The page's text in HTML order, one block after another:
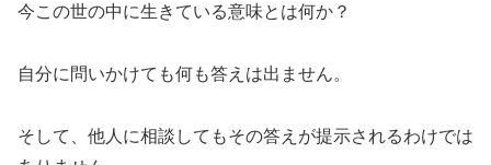
今この世の中に生きている意味とは何か？
自分に問いかけても何も答えは出ません。
そして、他人に相談してもその答えが提示されるわけでは